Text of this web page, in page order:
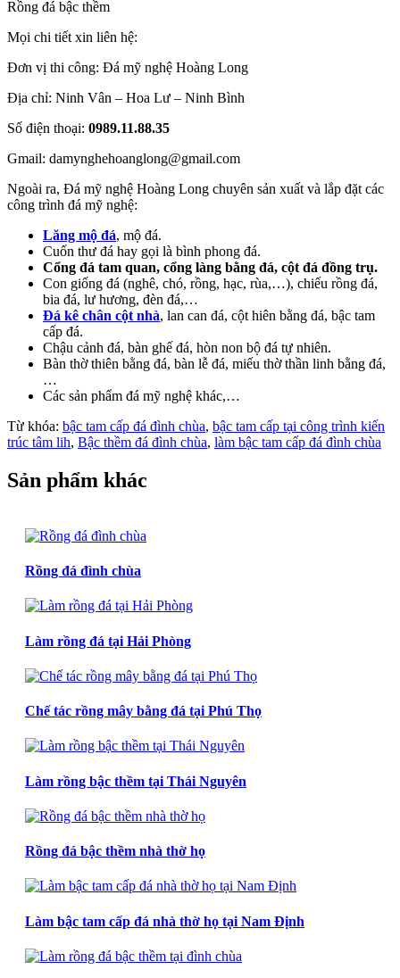
Rồng đá bậc thềm
Mọi chi tiết xin liên hệ:
Đơn vị thi công: Đá mỹ nghệ Hoàng Long
Địa chỉ: Ninh Vân – Hoa Lư – Ninh Bình
Số điện thoại: 0989.11.88.35
Gmail: damynghehoanglong@gmail.com
Ngoài ra, Đá mỹ nghệ Hoàng Long chuyên sản xuất và lắp đặt các
công trình đá mỹ nghệ:
Lăng mộ đá, mộ đá.
Cuốn thư đá hay gọi là bình phong đá.
Cổng đá tam quan, cổng làng bằng đá, cột đá đồng trụ.
Con giống đá (nghê, chó, rồng, hạc, rùa,…), chiếu rồng đá,
bia đá, lư hương, đèn đá,…
Đá kê chân cột nhà, lan can đá, cột hiên bằng đá, bậc tam
cấp đá.
Chậu cảnh đá, bàn ghế đá, hòn non bộ đá tự nhiên.
Bàn thờ thiên bằng đá, bàn lễ đá, miếu thờ thần linh bằng đá,
…
Các sản phẩm đá mỹ nghệ khác,…
Từ khóa: bậc tam cấp đá đình chùa, bậc tam cấp tại công trình kiến
trúc tâm lih, Bậc thềm đá đình chùa, làm bậc tam cấp đá đình chùa
Sản phẩm khác
Rồng đá đình chùa
Làm rồng đá tại Hải Phòng
Chế tác rồng mây bằng đá tại Phú Thọ
Làm rồng bậc thềm tại Thái Nguyên
Rồng đá bậc thềm nhà thờ họ
Làm bậc tam cấp đá nhà thờ họ tại Nam Định